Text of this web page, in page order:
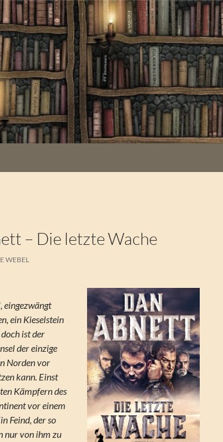
– Die letzte Wache
WEBEL
eingezwängt
ein Kieselstein
ist der
der einzige
Norden vor
kann. Einst
Kämpfern des
vor einem
Feind, der so
nur von ihm zu